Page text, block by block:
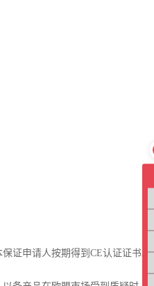
证申请人按期得到CE认证证书。